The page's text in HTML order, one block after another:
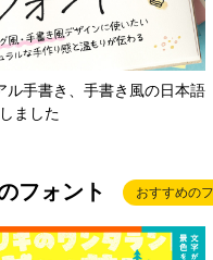
ル手書き、手書き風の日本語
ました
フォント おすすめの